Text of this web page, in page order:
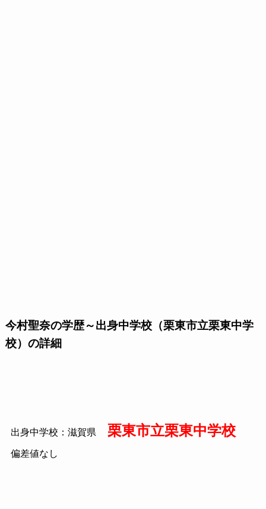
今村聖奈の学歴～出身中学校（栗東市立栗東中学
校）の詳細
出身中学校：滋賀県 栗東市立栗東中学校
偏差値なし